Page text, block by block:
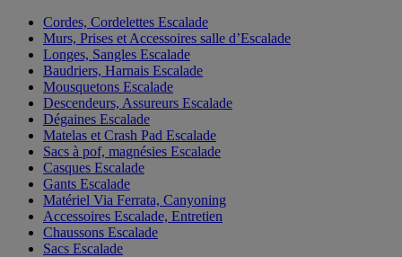
Cordes, Cordelettes Escalade
Murs, Prises et Accessoires salle d’Escalade
Longes, Sangles Escalade
Baudriers, Harnais Escalade
Mousquetons Escalade
Descendeurs, Assureurs Escalade
Dégaines Escalade
Matelas et Crash Pad Escalade
Sacs à pof, magnésies Escalade
Casques Escalade
Gants Escalade
Matériel Via Ferrata, Canyoning
Accessoires Escalade, Entretien
Chaussons Escalade
Sacs Escalade